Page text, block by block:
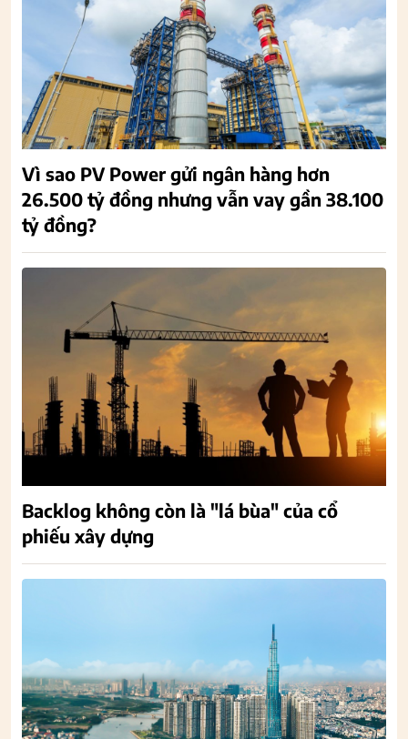
Vì sao PV Power gửi ngân hàng hơn
26.500 tỷ đồng nhưng vẫn vay gần 38.100
tỷ đồng?
Backlog không còn là "lá bùa" của cổ
phiếu xây dựng